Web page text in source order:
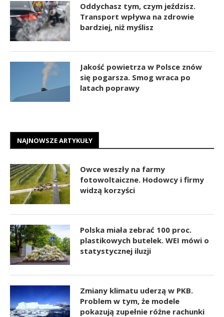
Oddychasz tym, czym jeździsz.
Transport wpływa na zdrowie
bardziej, niż myślisz
Jakość powietrza w Polsce znów
się pogarsza. Smog wraca po
latach poprawy
NAJNOWSZE ARTYKUŁY
Owce weszły na farmy
fotowoltaiczne. Hodowcy i firmy
widzą korzyści
Polska miała zebrać 100 proc.
plastikowych butelek. WEI mówi o
statystycznej iluzji
Zmiany klimatu uderzą w PKB.
Problem w tym, że modele
pokazują zupełnie różne rachunki